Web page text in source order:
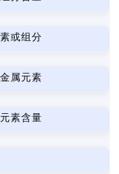
或组分
属元素
素含量